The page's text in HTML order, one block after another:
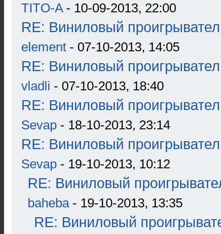
TITO-A- 10-09-2013, 22:00
RE: Виниловый
element - 07-10-2013, 14:05
RE: Виниловый
vladli - 07-10-2013, 18:40
RE: Виниловый
Sevap - 18-10-2013, 23:14
RE: Виниловый
Sevap - 19-10-2013, 10:12
RE: Виниловый
baheba- 19-10-2013, 13:35
RE: Виниловый